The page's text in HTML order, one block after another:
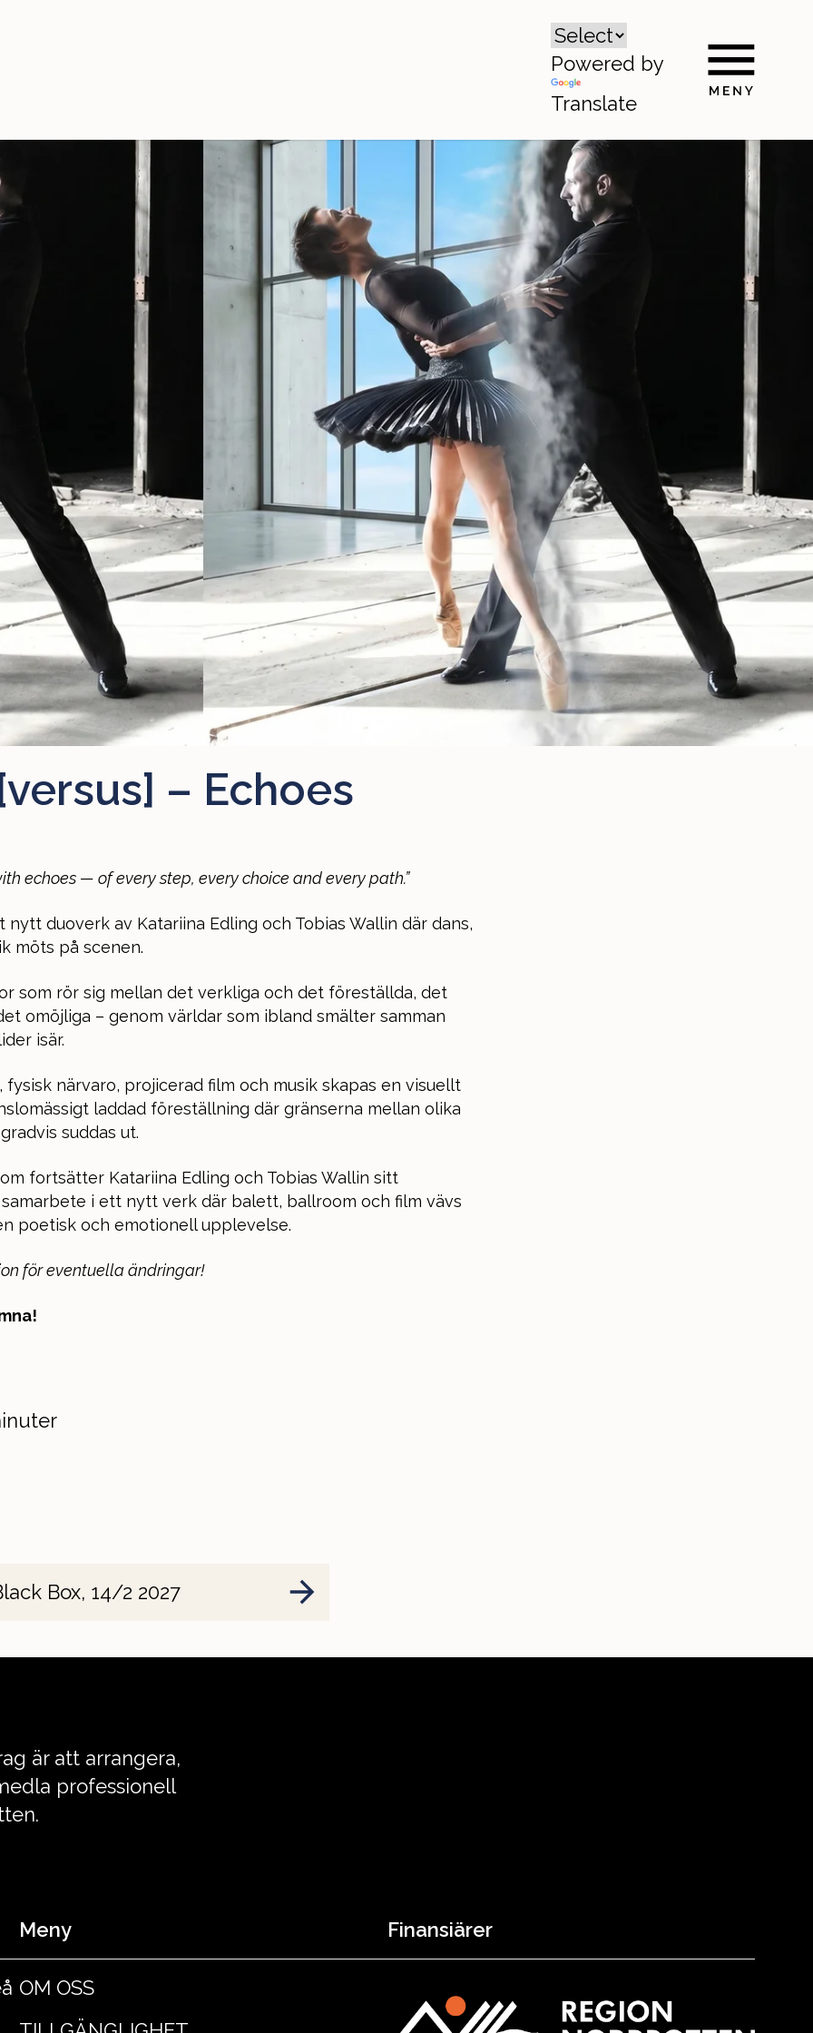
Powered by
Translate
– Echoes
echoes — of every step, every choice and every path.”
nytt duoverk av Katariina Edling och Tobias Wallin där dans,
möts på scenen.
som rör sig mellan det verkliga och det föreställda, det
omöjliga – genom världar som ibland smälter samman
isär.
fysisk närvaro, projicerad film och musik skapas en visuellt
laddad föreställning där gränserna mellan olika
suddas ut.
fortsätter Katariina Edling och Tobias Wallin sitt
i ett nytt verk där balett, ballroom och film vävs
poetisk och emotionell upplevelse.
för eventuella ändringar!
Box, 14/2 2027
är att arrangera,
professionell
Meny
OM OSS
Finansiärer